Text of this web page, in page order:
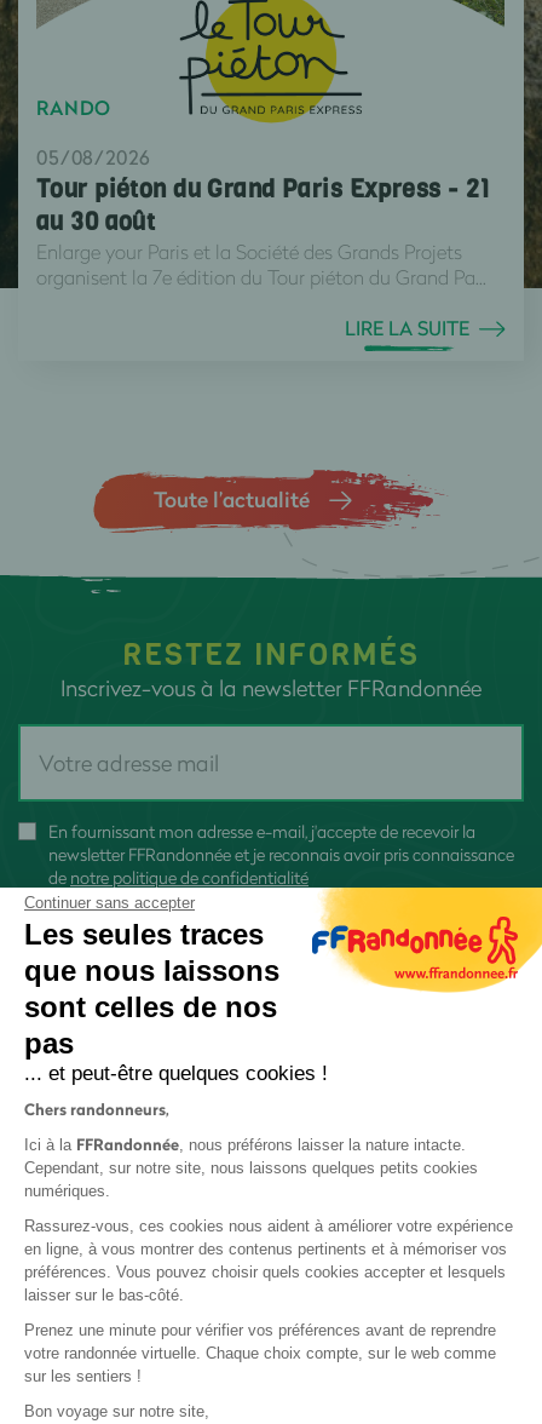
RANDO
05/08/2026
Tour piéton du Grand Paris Express - 21
au 30 août
Enlarge your Paris et la Société des Grands Projets
organisent la 7e édition du Tour piéton du Grand Pa...
LIRE LA SUITE
Toute l’actualité
RESTEZ INFORMÉS
Inscrivez-vous à la newsletter FFRandonnée
En fournissant mon adresse e-mail, j'accepte de recevoir la
newsletter FFRandonnée et je reconnais avoir pris connaissance
de notre politique de confidentialité
Protection des données
Politique de confidentialité
Continuer sans accepter
Les seules traces
que nous laissons
sont celles de nos
pas
... et peut-être quelques cookies !
Chers randonneurs,
Ici à la FFRandonnée, nous préférons laisser la nature intacte.
Cependant, sur notre site, nous laissons quelques petits cookies
numériques.
Rassurez-vous, ces cookies nous aident à améliorer votre expérience
en ligne, à vous montrer des contenus pertinents et à mémoriser vos
préférences. Vous pouvez choisir quels cookies accepter et lesquels
laisser sur le bas-côté.
Prenez une minute pour vérifier vos préférences avant de reprendre
votre randonnée virtuelle. Chaque choix compte, sur le web comme
sur les sentiers !
Bon voyage sur notre site,